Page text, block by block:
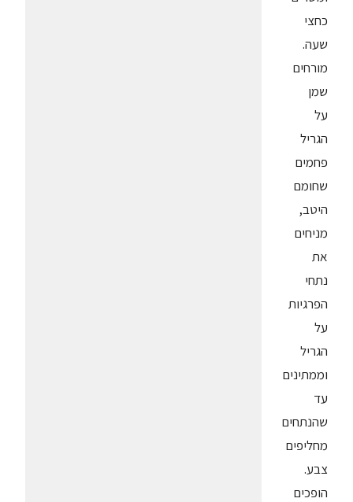
כחצי
שעה.
מורחים
שמן
על
הגריל
פחמים
שחומם
היטב,
מניחים
את
נתחי
הפרגיות
על
הגריל
וממתינים
עד
שהנתחים
מחליפים
צבע.
הופכים